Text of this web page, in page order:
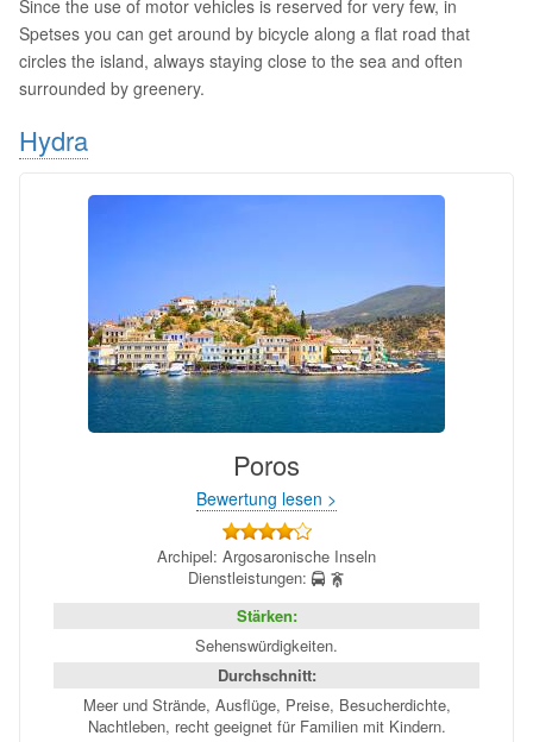
Since the use of motor vehicles is reserved for very few, in
Spetses you can get around by bicycle along a flat road that
circles the island, always staying close to the sea and often
surrounded by greenery.
Hydra
Poros
Bewertung lesen >
Archipel: Argosaronische Inseln
Dienstleistungen:
Stärken:
Sehenswürdigkeiten.
Durchschnitt:
Meer und Strände, Ausflüge, Preise, Besucherdichte,
Nachtleben, recht geeignet für Familien mit Kindern.